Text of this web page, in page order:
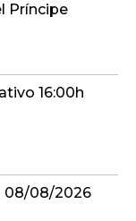
Príncipe
16:00h
08/08/2026